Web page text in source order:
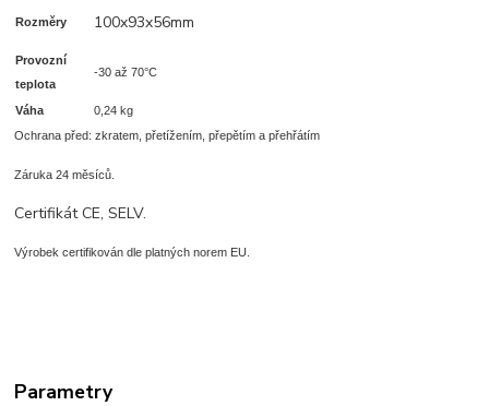
Rozměry 100x93x56mm
Provozní
teplota
-30 až 70°C
Váha
0,24 kg
Ochrana před: zkratem, přetížením, přepětím a přehřátím
Záruka 24 měsíců.
Certifikát CE, SELV.
Výrobek certifikován dle platných norem EU.
Parametry